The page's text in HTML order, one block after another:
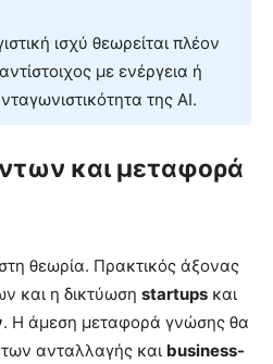
ισχύ θεωρείται πλέον
με ενέργεια ή
της AI.
και μεταφορά
θεωρία. Πρακτικός άξονας
και η δικτύωση startups και
. Η άμεση μεταφορά γνώσης θα
ανταλλαγής και business-